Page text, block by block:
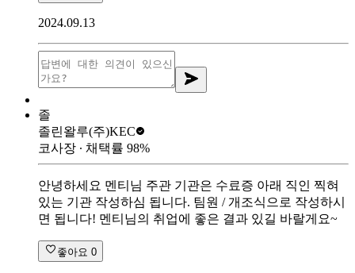
2024.09.13
졸
졸린왈루(주)KEC
코사장 ∙ 채택률 98%
안녕하세요 멘티님 주관 기관은 수료증 아래 직인 찍혀
있는 기관 작성하심 됩니다. 팀원 / 개조식으로 작성하시
면 됩니다! 멘티님의 취업에 좋은 결과 있길 바랄게요~
좋아요 0